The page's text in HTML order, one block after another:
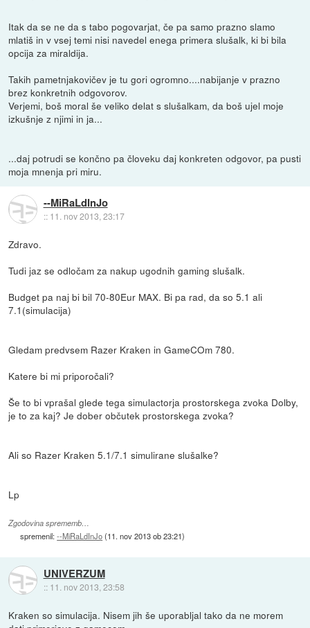
Itak da se ne da s tabo pogovarjat, če pa samo prazno slamo
mlatiš in v vsej temi nisi navedel enega primera slušalk, ki bi bila
opcija za miraldija.
Takih pametnjakovičev je tu gori ogromno....nabijanje v prazno
brez konkretnih odgovorov.
Verjemi, boš moral še veliko delat s slušalkam, da boš ujel moje
izkušnje z njimi in ja...
...daj potrudi se končno pa človeku daj konkreten odgovor, pa pusti
moja mnenja pri miru.
--MiRaLdInJo
:: 11. nov 2013, 23:17
Zdravo.
Tudi jaz se odločam za nakup ugodnih gaming slušalk.
Budget pa naj bi bil 70-80Eur MAX. Bi pa rad, da so 5.1 ali
7.1(simulacija)
Gledam predvsem Razer Kraken in GameCOm 780.
Katere bi mi priporočali?
Še to bi vprašal glede tega simulactorja prostorskega zvoka Dolby,
je to za kaj? Je dober občutek prostorskega zvoka?
Ali so Razer Kraken 5.1/7.1 simulirane slušalke?
Lp
Zgodovina sprememb…
spremenil:--MiRaLdInJo(11. nov 2013 ob 23:21)
UNIVERZUM
:: 11. nov 2013, 23:58
Kraken so simulacija. Nisem jih še uporabljal tako da ne morem